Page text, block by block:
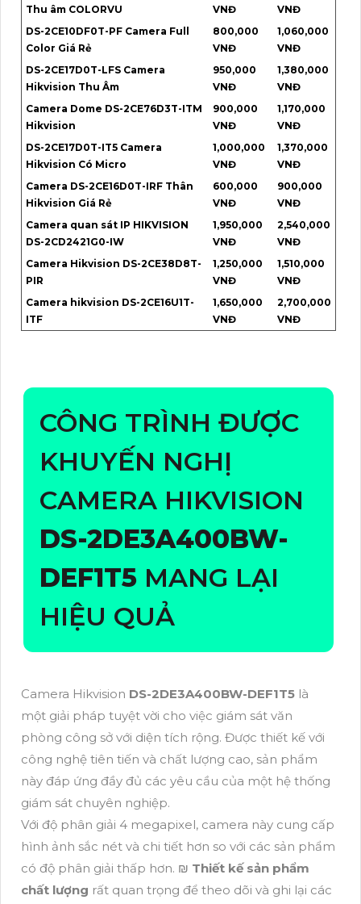
Thu âm COLORVU
VNĐ
VNĐ
DS-2CE10DF0T-PF Camera Full
Color Giá Rẻ
800,000
VNĐ
1,060,000
VNĐ
DS-2CE17D0T-LFS Camera
Hikvision Thu Âm
950,000
VNĐ
1,380,000
VNĐ
Camera Dome DS-2CE76D3T-ITM
Hikvision
900,000
VNĐ
1,170,000
VNĐ
DS-2CE17D0T-IT5 Camera
Hikvision Có Micro
1,000,000
VNĐ
1,370,000
VNĐ
Camera DS-2CE16D0T-IRF Thân
Hikvision Giá Rẻ
600,000
VNĐ
900,000
VNĐ
Camera quan sát IP HIKVISION
DS-2CD2421G0-IW
1,950,000
VNĐ
2,540,000
VNĐ
Camera Hikvision DS-2CE38D8T-
PIR
1,250,000
VNĐ
1,510,000
VNĐ
Camera hikvision DS-2CE16U1T-
ITF
1,650,000
VNĐ
2,700,000
VNĐ
CÔNG TRÌNH ĐƯỢC
KHUYẾN NGHỊ
CAMERA HIKVISION
DS-2DE3A400BW-
DEF1T5 MANG LẠI
HIỆU QUẢ
Camera Hikvision DS-2DE3A400BW-DEF1T5 là
một giải pháp tuyệt vời cho việc giám sát văn
phòng công sở với diện tích rộng. Được thiết kế với
công nghệ tiên tiến và chất lượng cao, sản phẩm
này đáp ứng đầy đủ các yêu cầu của một hệ thống
giám sát chuyên nghiệp.
Với độ phân giải 4 megapixel, camera này cung cấp
hình ảnh sắc nét và chi tiết hơn so với các sản phẩm
có độ phân giải thấp hơn. ₪ Thiết kế sản phẩm
chất lượng rất quan trọng để theo dõi và ghi lại các